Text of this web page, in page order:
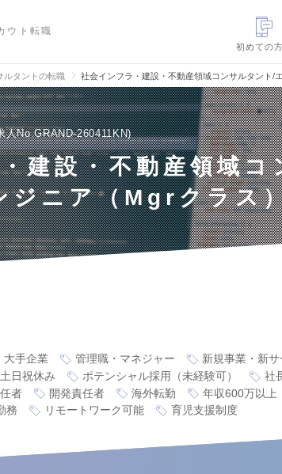
ウト転職
初めての
ルタントの転職 社会インフラ・建設・不動産領域コンサルタント/
人No.GRAND-260411KN
建設・不動産領域コ
ジニア（Mgrクラス
大手企業 管理職・マネジャー
新規事業・新サ
土日祝休み ポテンシャル採用（未経験可）
社
者 開発責任者 海外転勤 年収600万以上
務 リモートワーク可能 育児支援制度